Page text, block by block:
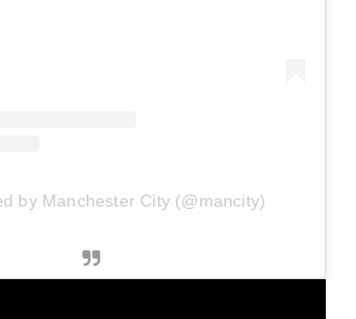
by Manchester City (@mancity)